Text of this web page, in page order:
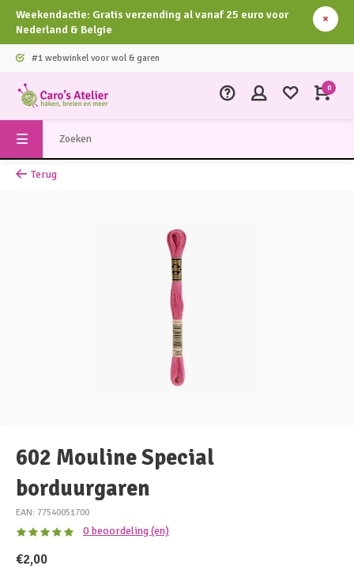
Weekendactie: Gratis verzending al vanaf 25 euro voor
Nederland & Belgie
#1 webwinkel voor wol & garen
0
Terug
602 Mouline Special
borduurgaren
EAN: 77540051700
0 beoordeling (en)
€2,00